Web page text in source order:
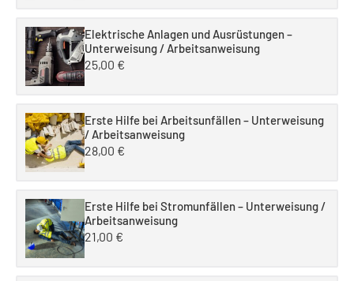
Elektrische Anlagen und Ausrüstungen –
Unterweisung / Arbeitsanweisung
25,00 €
Erste Hilfe bei Arbeitsunfällen – Unterweisung
/ Arbeitsanweisung
28,00 €
Erste Hilfe bei Stromunfällen – Unterweisung /
Arbeitsanweisung
21,00 €